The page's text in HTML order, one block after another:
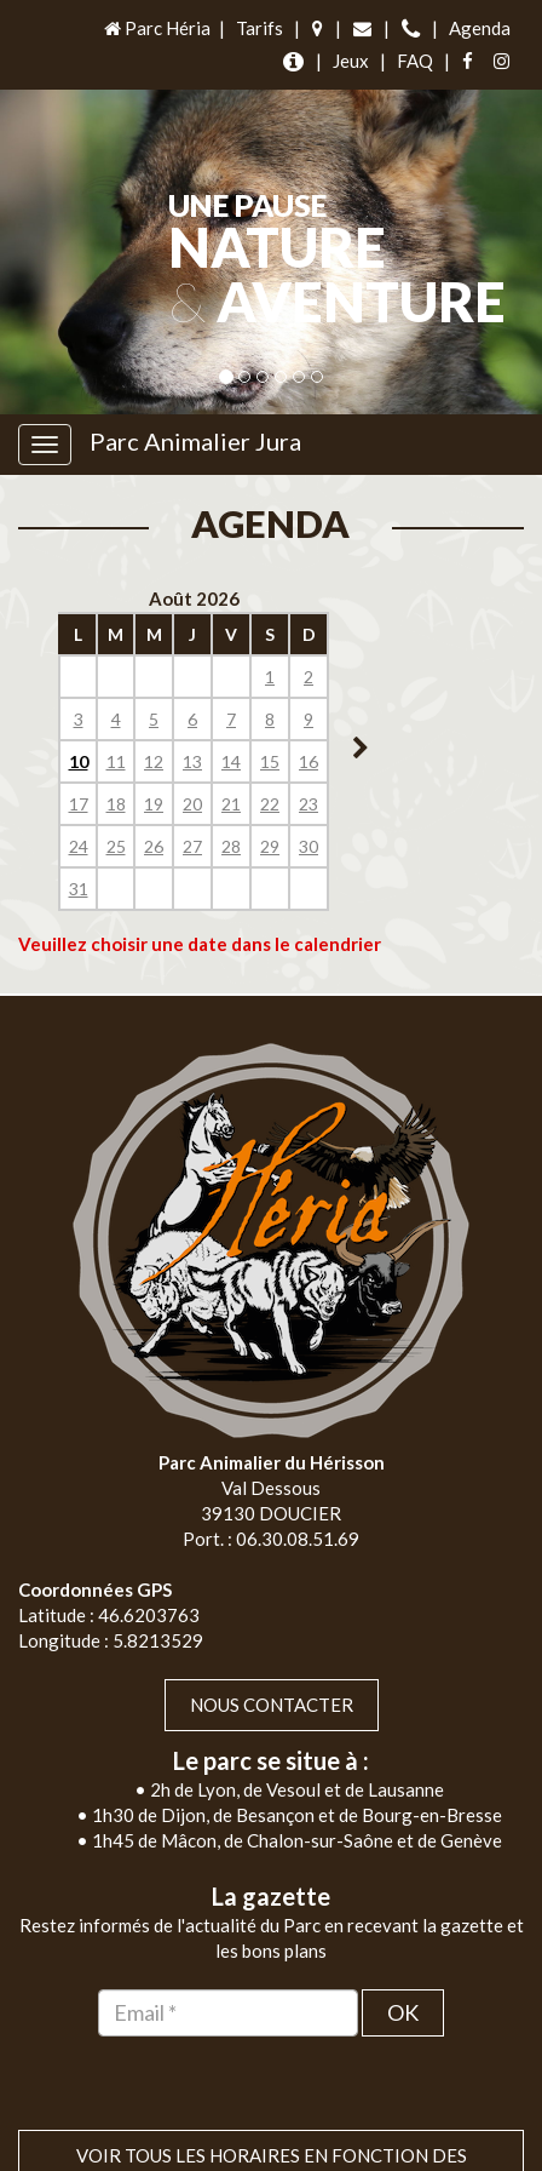
Parc Héria | Tarifs | | | |
Agenda
|
Jeux | FAQ |
UNE PAUSE
NATURE
&AVENTURE
Parc Animalier Jura
AGENDA
Août 2026
L M M J V S D
1 2
3 4 5 6 7 8 9
10 11 12 13 14 15 16
17 18 19 20 21 22 23
24 25 26 27 28 29 30
31
14
Veuillez choisir une date dans le calendrier
Parc Animalier du Hérisson
Val Dessous
39130 DOUCIER
Port. : 06.30.08.51.69
Coordonnées GPS
Latitude : 46.6203763
Longitude : 5.8213529
NOUS CONTACTER
Le parc se situe à :
• 2h de Lyon, de Vesoul et de Lausanne
• 1h30 de Dijon, de Besançon et de Bourg-en-Bresse
• 1h45 de Mâcon, de Chalon-sur-Saône et de Genève
La gazette
Restez informés de l'actualité du Parc en recevant la gazette et
les bons plans
OK
VOIR TOUS LES HORAIRES EN FONCTION DES